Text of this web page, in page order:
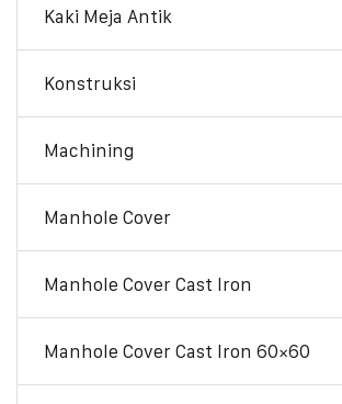
Kaki Meja Antik
Konstruksi
Machining
Manhole Cover
Manhole Cover Cast Iron
Manhole Cover Cast Iron 60×60